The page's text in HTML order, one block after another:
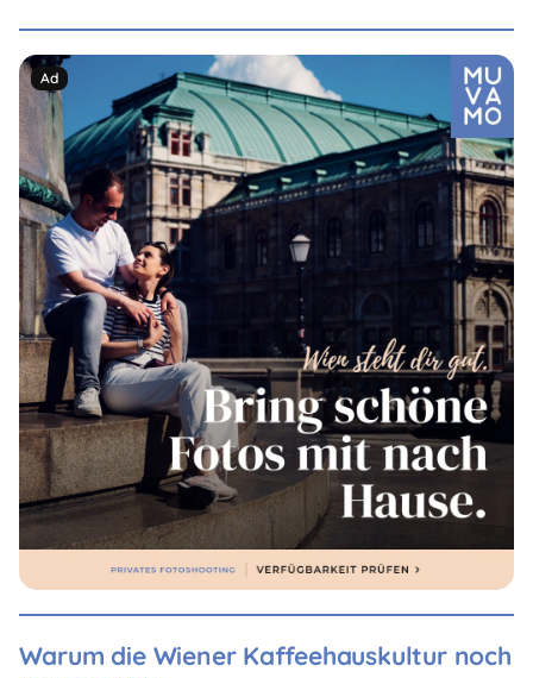
Warum die Wiener Kaffeehauskultur noch